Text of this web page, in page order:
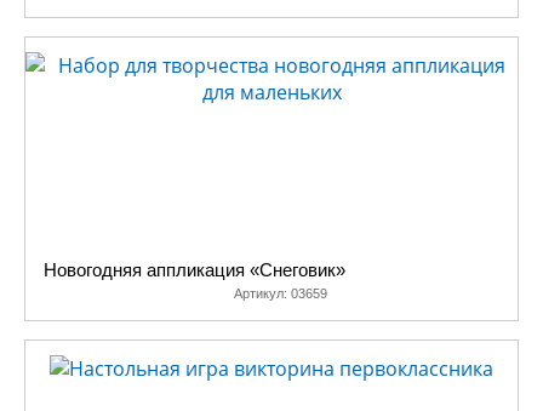
Новогодняя аппликация «Снеговик»
Артикул: 03659